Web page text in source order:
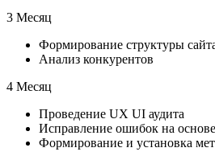
3 Месяц
Формирование структуры
Анализ конкурентов
4 Месяц
Проведение UX UI аудита
Исправление ошибок на
Формирование и установка